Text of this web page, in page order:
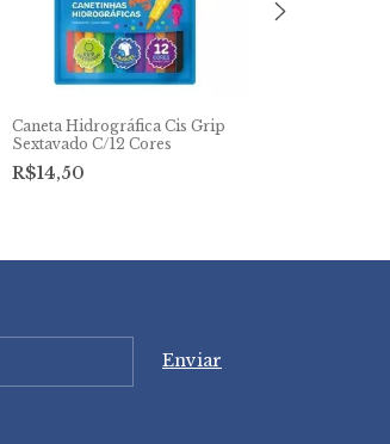
Caneta Hidrográfica Cis Grip
Sextavado C/12 Cores
R$14,50